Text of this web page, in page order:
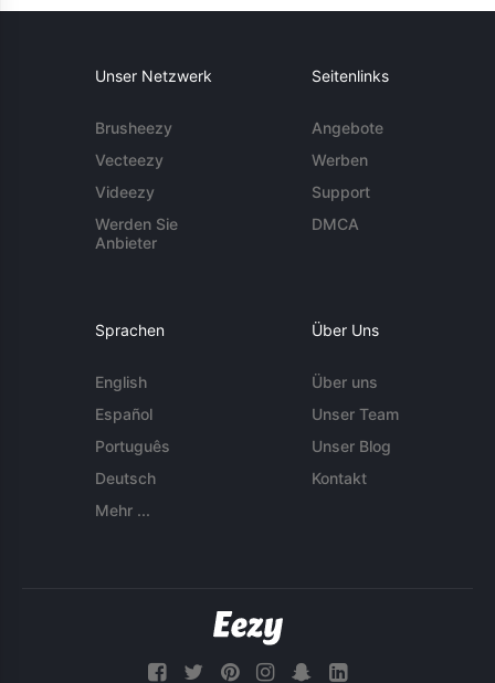
Unser Netzwerk
Brusheezy
Vecteezy
Videezy
Werden Sie
Anbieter
Seitenlinks
Angebote
Werben
Support
DMCA
Sprachen
English
Español
Português
Deutsch
Mehr ...
Über Uns
Über uns
Unser Team
Unser Blog
Kontakt